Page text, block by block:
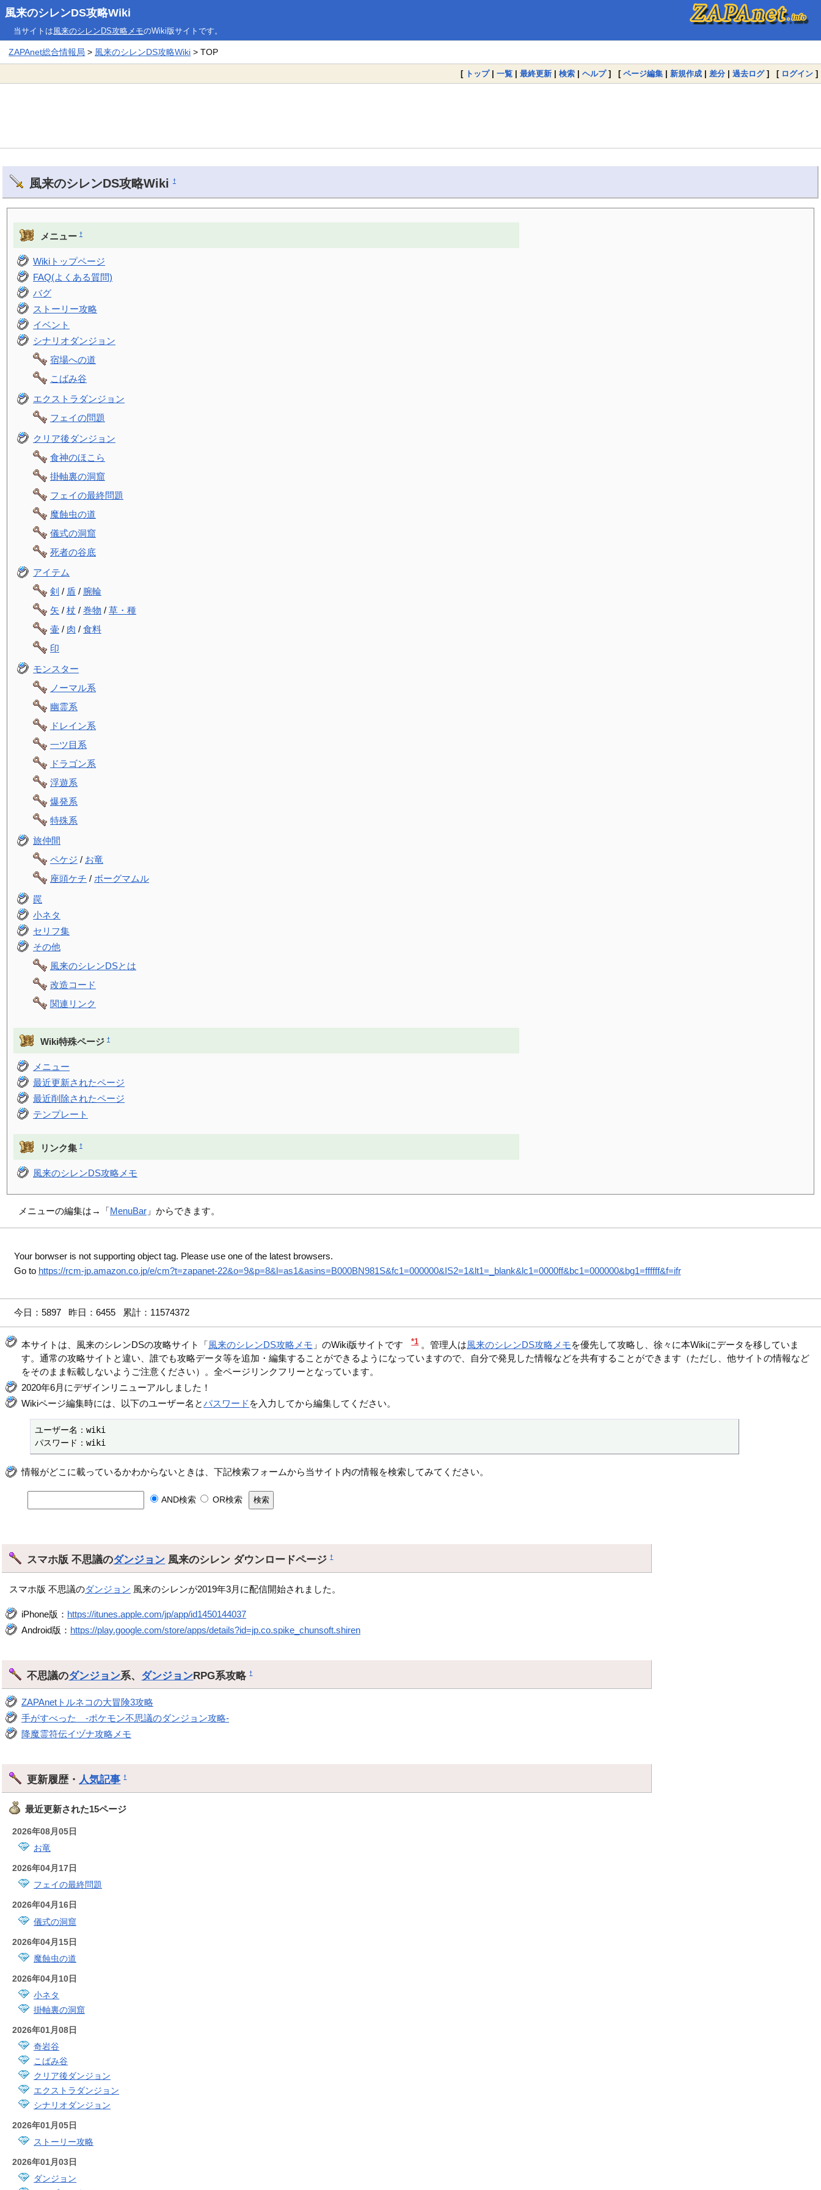
風来のシレンDS攻略Wiki
当サイトは風来のシレンDS攻略メモのWiki版サイトです。
ZAPAnet総合情報局 > 風来のシレンDS攻略Wiki > TOP
[ トップ| 一覧 | 最終更新 | 検索 | ヘルプ] [ ページ編集 | 新規作成 | 差分 | 過去ログ] [ ログイン ]
風来のシレンDS攻略Wiki †
メニュー †
Wikiトップページ
FAQ(よくある質問)
バグ
ストーリー攻略
イベント
シナリオダンジョン
宿場への道
こばみ谷
エクストラダンジョン
フェイの問題
クリア後ダンジョン
食神のほこら
掛軸裏の洞窟
フェイの最終問題
魔蝕虫の道
儀式の洞窟
死者の谷底
アイテム
剣 / 盾 / 腕輪
矢 /杖 /巻物 /草・種
壷 / 肉 /食料
印
モンスター
ノーマル系
幽霊系
ドレイン系
一ツ目系
ドラゴン系
浮遊系
爆発系
特殊系
旅仲間
ペケジ / お竜
座頭ケチ / ボーグマムル
罠
小ネタ
セリフ集
その他
風来のシレンDSとは
改造コード
関連リンク
Wiki特殊ページ †
メニュー
最近更新されたページ
最近削除されたページ
テンプレート
リンク集 †
風来のシレンDS攻略メモ
メニューの編集は→「MenuBar 」からできます。
Your borwser is not supporting object tag. Please use one of the latest browsers.
Go to https://rcm-jp.amazon.co.jp/e/cm?t=zapanet-22&o=9&p=8&l=as1&asins=B000BN981S&fc1=000000&IS2=1&lt1=_blank&lc1=0000ff&bc1=000000&bg1=ffffff&f=ifr
今日：5897 昨日：6455 累計：11574372
本サイトは、風来のシレンDSの攻略サイト「風来のシレンDS攻略メモ 」のWiki版サイトです *1 。管理人は風来のシレンDS攻略メモを優先して攻略し、徐々に本Wikiにデータを移していま
す。通常の攻略サイトと違い、誰でも攻略データ等を追加・編集することができるようになっていますので、自分で発見した情報などを共有することができます（ただし、他サイトの情報など
をそのまま転載しないようご注意ください）。全ページリンクフリーとなっています。
2020年6月にデザインリニューアルしました！
Wikiページ編集時には、以下のユーザー名とパスワード を入力してから編集してください。
ユーザー名：wiki
パスワード：wiki
情報がどこに載っているかわからないときは、下記検索フォームから当サイト内の情報を検索してみてください。
AND検索 OR検索
スマホ版 不思議のダンジョン 風来のシレン ダウンロードページ†
スマホ版 不思議のダンジョン 風来のシレンが2019年3月に配信開始されました。
iPhone版： https://itunes.apple.com/jp/app/id1450144037
Android版： https://play.google.com/store/apps/details?id=jp.co.spike_chunsoft.shiren
不思議のダンジョン系、 ダンジョンRPG系攻略†
ZAPAnetトルネコの大冒険3攻略
手がすべった -ポケモン不思議のダンジョン攻略-
降魔霊符伝イヅナ攻略メモ
更新履歴・ 人気記事 †
最近更新された15ページ
2026年08月05日
お竜
2026年04月17日
フェイの最終問題
2026年04月16日
儀式の洞窟
2026年04月15日
魔蝕虫の道
2026年04月10日
小ネタ
掛軸裏の洞窟
2026年01月08日
奇岩谷
こばみ谷
クリア後ダンジョン
エクストラダンジョン
シナリオダンジョン
2026年01月05日
ストーリー攻略
2026年01月03日
ダンジョン